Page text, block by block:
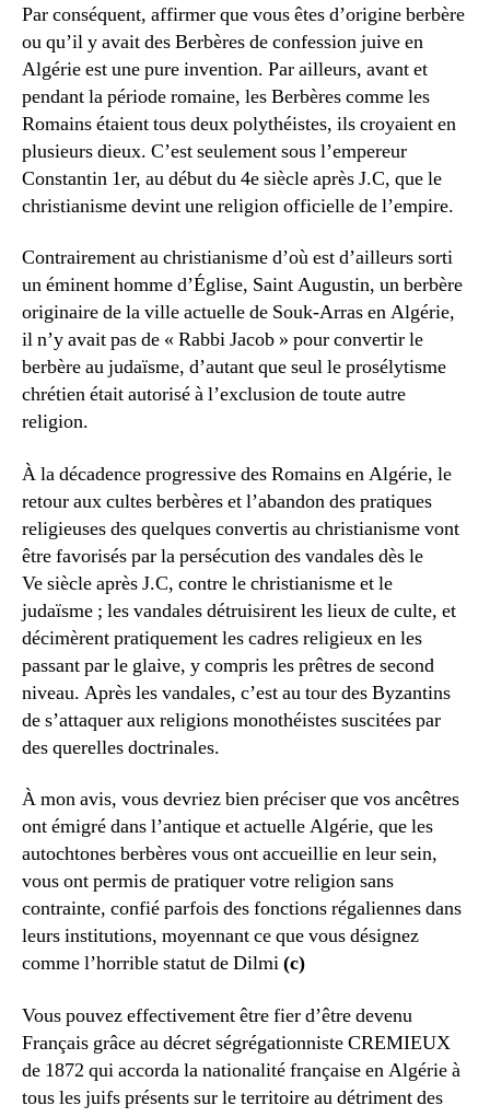
Par conséquent, affirmer que vous êtes d’origine berbère
ou qu’il y avait des Berbères de confession juive en
Algérie est une pure invention. Par ailleurs, avant et
pendant la période romaine, les Berbères comme les
Romains étaient tous deux polythéistes, ils croyaient en
plusieurs dieux. C’est seulement sous l’empereur
Constantin 1er, au début du 4e siècle après J.C, que le
christianisme devint une religion officielle de l’empire.
Contrairement au christianisme d’où est d’ailleurs sorti
un éminent homme d’Église, Saint Augustin, un berbère
originaire de la ville actuelle de Souk-Arras en Algérie,
il n’y avait pas de « Rabbi Jacob » pour convertir le
berbère au judaïsme, d’autant que seul le prosélytisme
chrétien était autorisé à l’exclusion de toute autre
religion.
À la décadence progressive des Romains en Algérie, le
retour aux cultes berbères et l’abandon des pratiques
religieuses des quelques convertis au christianisme vont
être favorisés par la persécution des vandales dès le
Ve siècle après J.C, contre le christianisme et le
judaïsme ; les vandales détruisirent les lieux de culte, et
décimèrent pratiquement les cadres religieux en les
passant par le glaive, y compris les prêtres de second
niveau. Après les vandales, c’est au tour des Byzantins
de s’attaquer aux religions monothéistes suscitées par
des querelles doctrinales.
À mon avis, vous devriez bien préciser que vos ancêtres
ont émigré dans l’antique et actuelle Algérie, que les
autochtones berbères vous ont accueillie en leur sein,
vous ont permis de pratiquer votre religion sans
contrainte, confié parfois des fonctions régaliennes dans
leurs institutions, moyennant ce que vous désignez
comme l’horrible statut de Dilmi(c)
Vous pouvez effectivement être fier d’être devenu
Français grâce au décret ségrégationniste CREMIEUX
de 1872 qui accorda la nationalité française en Algérie à
tous les juifs présents sur le territoire au détriment des